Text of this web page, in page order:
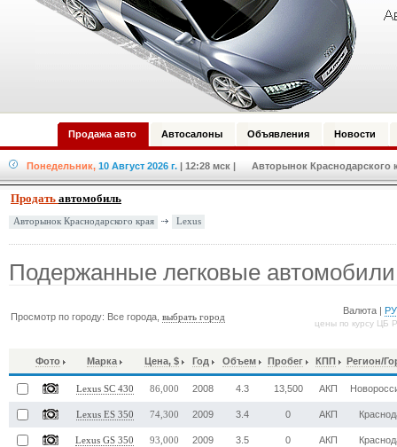
Продажа авто Автосалоны Объявления Новости
Понедельник, 10 Август 2026 г. | 12:28 мск | Авторынок Краснодарского
Продать автомобиль
Авторынок Краснодарского края Lexus
Подержанные легковые
Просмотр по городу: Все города,выбрать город
Валюта |
цены по курсу ЦБ
Фото Марка Цена, $ Год Объем Пробег КПП Регион/
Lexus SC 430 86,000 2008 4.3 13,500 АКП
Lexus ES 350 74,300 2009 3.4 0 АКП
Lexus GS 350 93,000 2009 3.5 0 АКП